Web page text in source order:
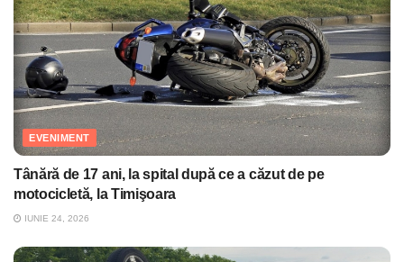
EVENIMENT
Tânără de 17 ani, la spital după ce a căzut de pe
motocicletă, la Timişoara
IUNIE 24, 2026